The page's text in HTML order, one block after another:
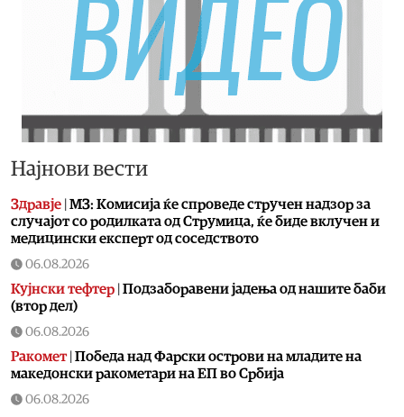
Најнови вести
Здравје МЗ: Комисија ќе спроведе стручен надзор за
случајот со родилката од Струмица, ќе биде вклучен и
медицински експерт од соседството
06.08.2026
Кујнски тефтер Подзаборавени јадења од нашите баби
(втор дел)
06.08.2026
Ракомет| Победа над Фарски острови на младите на
македонски ракометари на ЕП во Србија
06.08.2026